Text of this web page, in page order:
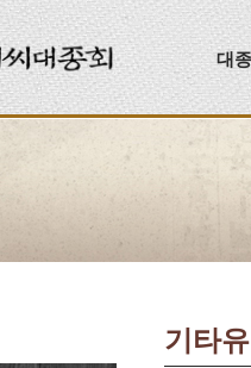
대
기타